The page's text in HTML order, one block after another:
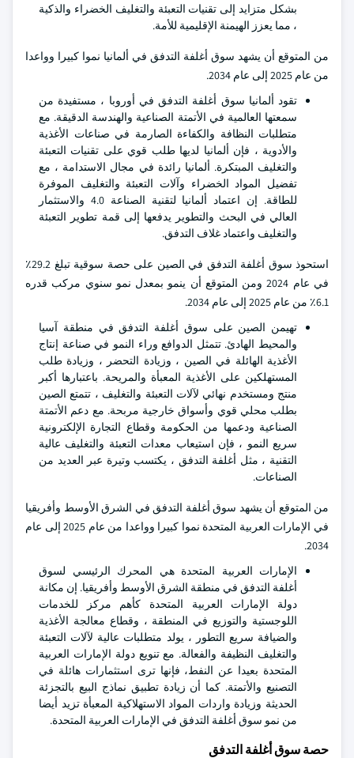
بشكل متزايد إلى تقنيات التعبئة والتغليف الخضراء والذكية
، مما يعزز الهيمنة الإقليمية للأمة.
من المتوقع أن يشهد سوق أغلفة التدفق في ألمانيا نموا كبيرا وواعدا
من عام 2025 إلى عام 2034.
تقود ألمانيا سوق أغلفة التدفق في أوروبا ، مستفيدة من
سمعتها العالمية في الأتمتة الصناعية والهندسة الدقيقة. مع
متطلبات النظافة والكفاءة الصارمة في صناعات الأغذية
والأدوية ، فإن ألمانيا لديها طلب قوي على تقنيات التعبئة
والتغليف المبتكرة. ألمانيا رائدة في مجال الاستدامة ، مع
تفضيل المواد الخضراء وآلات التعبئة والتغليف الموفرة
للطاقة. إن اعتماد ألمانيا لتقنية الصناعة 4.0 والاستثمار
العالي في البحث والتطوير يدفعها إلى قمة تطوير التعبئة
والتغليف واعتماد غلاف التدفق.
استحوذ سوق أغلفة التدفق في الصين على حصة سوقية تبلغ 29.2٪
في عام 2024 ومن المتوقع أن ينمو بمعدل نمو سنوي مركب قدره
6.1٪ من عام 2025 إلى عام 2034.
تهيمن الصين على سوق أغلفة التدفق في منطقة آسيا
والمحيط الهادئ. تتمثل الدوافع وراء النمو في صناعة إنتاج
الأغذية الهائلة في الصين ، وزيادة التحضر ، وزيادة طلب
المستهلكين على الأغذية المعبأة والمريحة. باعتبارها أكبر
منتج ومستخدم نهائي لآلات التعبئة والتغليف ، تتمتع الصين
بطلب محلي قوي وأسواق خارجية مربحة. مع دعم الأتمتة
الصناعية ودعمها من الحكومة وقطاع التجارة الإلكترونية
سريع النمو ، فإن استيعاب معدات التعبئة والتغليف عالية
التقنية ، مثل أغلفة التدفق ، يكتسب وتيرة عبر العديد من
الصناعات.
من المتوقع أن يشهد سوق أغلفة التدفق في الشرق الأوسط وأفريقيا
في الإمارات العربية المتحدة نموا كبيرا وواعدا من عام 2025 إلى عام
2034.
الإمارات العربية المتحدة هي المحرك الرئيسي لسوق
أغلفة التدفق في منطقة الشرق الأوسط وأفريقيا. إن مكانة
دولة الإمارات العربية المتحدة كأهم مركز للخدمات
اللوجستية والتوزيع في المنطقة ، وقطاع معالجة الأغذية
والضيافة سريع التطور ، يولد متطلبات عالية لآلات التعبئة
والتغليف النظيفة والفعالة. مع تنويع دولة الإمارات العربية
المتحدة بعيدا عن النفط، فإنها ترى استثمارات هائلة في
التصنيع والأتمتة. كما أن زيادة تطبيق نماذج البيع بالتجزئة
الحديثة وزيادة واردات المواد الاستهلاكية المعبأة تزيد أيضا
من نمو سوق أغلفة التدفق في الإمارات العربية المتحدة.
حصة سوق أغلفة التدفق